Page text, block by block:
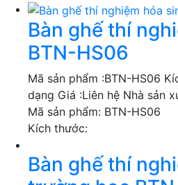
Bàn ghế thí
BTN-HS06
Mã sản phẩm :BTN-HS06
dạng Giá :Liên hệ Nhà sản
Mã sản phẩm: BTN-HS06
Kích thước:
Bàn ghế thí